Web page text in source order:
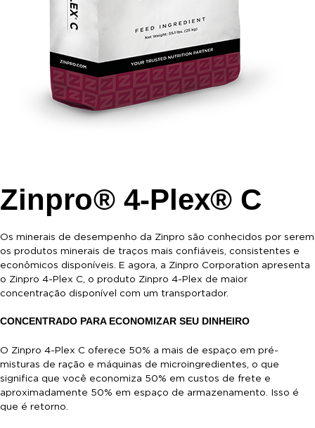
Zinpro® 4-Plex® C
Os minerais de desempenho da Zinpro são conhecidos por serem
os produtos minerais de traços mais confiáveis, consistentes e
econômicos disponíveis. E agora, a Zinpro Corporation apresenta
o Zinpro 4-Plex C, o produto Zinpro 4-Plex de maior
concentração disponível com um transportador.
CONCENTRADO PARA ECONOMIZAR SEU DINHEIRO
O Zinpro 4-Plex C oferece 50% a mais de espaço em pré-
misturas de ração e máquinas de microingredientes, o que
significa que você economiza 50% em custos de frete e
aproximadamente 50% em espaço de armazenamento. Isso é
que é retorno.